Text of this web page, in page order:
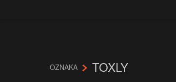
OZNAKA TOXLY